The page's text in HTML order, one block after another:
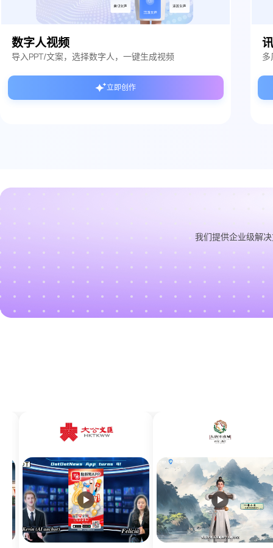
数字人视频
导入PPT/文案，选择数字人，一键生成视频
立即创作
我们提供企业级解